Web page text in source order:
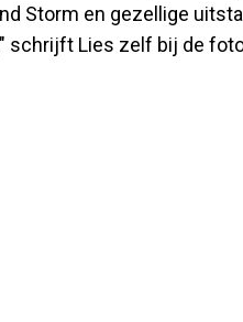
Storm en gezellige
schrijft Lies zelf bij de